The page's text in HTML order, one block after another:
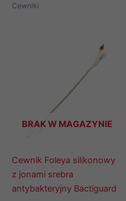
Cewniki
BRAK W MAGAZYNIE
Cewnik Foleya silikonowy
z jonami srebra
antybakteryjny Bactiguard